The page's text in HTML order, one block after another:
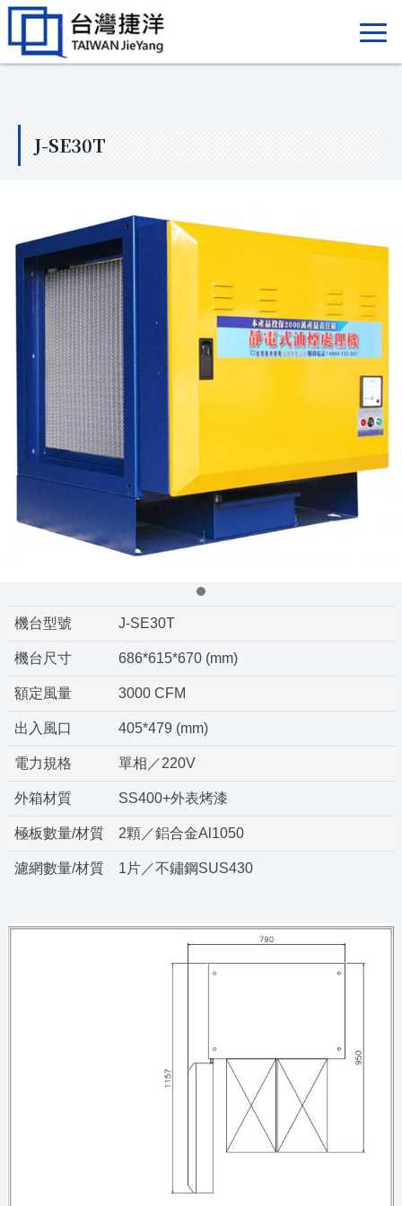
J-SE30T
機台型號 J-SE30T
機台尺寸 686*615*670 (mm)
額定風量 3000 CFM
出入風口 405*479 (mm)
電力規格 單相／220V
外箱材質 SS400+外表烤漆
極板數量/材質 2顆／鋁合金Al1050
濾網數量/材質 1片／不鏽鋼SUS430